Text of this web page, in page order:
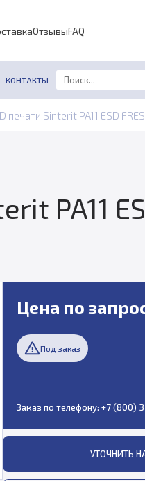
ОтзывыFAQ
КОНТАКТЫ
Sinterit PA11 ESD
PA11
Цена по
Под заказ
Заказ по телефону: +7 (800)
УТОЧНИТЬ